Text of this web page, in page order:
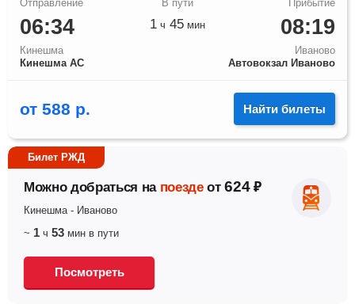
06:34
Кинешма
Кинешма АС
08:19
Иваново
Автовокзал Иваново
1 ч 45 мин
от 588 р. Найти билеты
Билет РЖД
Можно добраться на поезде от 624 ₽
Кинешма- Иваново
~ 1 ч 53 мин в пути
Посмотреть